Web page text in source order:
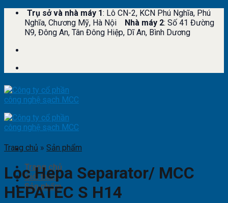
Skip
content
Trụ sở và nhà máy 1: Lô CN-2, KCN Phú Nghĩa, Phú
Nghĩa, Chương Mỹ, Hà Nội
Nhà máy 2: Số 41 Đường
N9, Đông An, Tân Đông Hiệp, Dĩ An, Bình Dương
Trang chủ
Giới thiệu
Sản phẩm
Trang chủ » Sản phẩm
Lọc Hepa Separator/ MCC
HEPATEC S H14